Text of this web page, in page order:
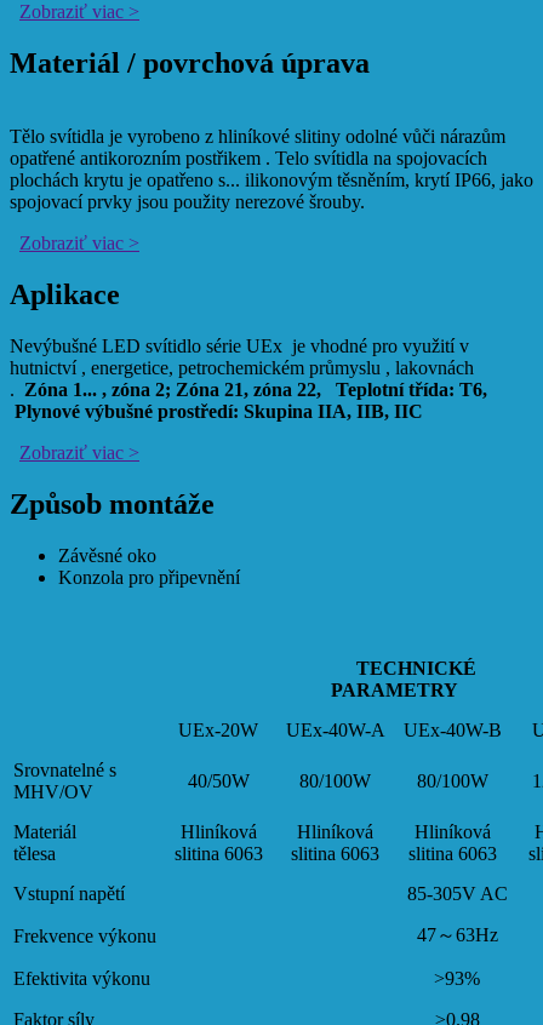
Zobraziť viac >
Materiál / povrchová úprava
Tělo svítidla je vyrobeno z hliníkové slitiny odolné vůči nárazům
opatřené antikorozním postřikem . Telo svítidla na spojovacích
plochách krytu je opatřeno s... ilikonovým těsněním, krytí IP66, jako
spojovací prvky jsou použity nerezové šrouby.
Zobraziť viac >
Aplikace
Nevýbušné LED svítidlo série UEx je vhodné pro využití v
hutnictví , energetice, petrochemickém průmyslu , lakovnách
. Zóna 1... , zóna 2; Zóna 21, zóna 22,
Teplotní třída: T6,
Plynové výbušné prostředí: Skupina IIA, IIB, IIC
Zobraziť viac >
Způsob montáže
Závěsné oko
Konzola pro připevnění
TECHNICKÉ
PARAMETRY
UEx-20W
UEx-40W-A UEx-40W-B
Srovnatelné s
MHV/OV
40/50W 80/100W 80/100W
Materiál
tělesa
Hliníková
slitina 6063
Hliníková
slitina 6063
Hliníková
slitina 6063
Vstupní napětí
85-305V AC
Frekvence výkonu 47～63Hz
Efektivita výkonu
>93%
Faktor síly
≥0.98